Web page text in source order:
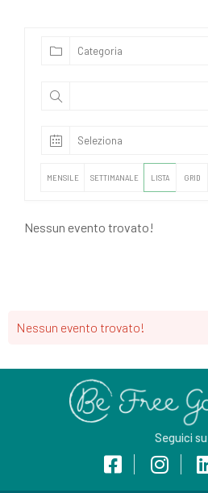
MENSILE SETTIMANALE LISTA GRID
Nessun evento trovato!
Nessun evento trovato!
Seguici su